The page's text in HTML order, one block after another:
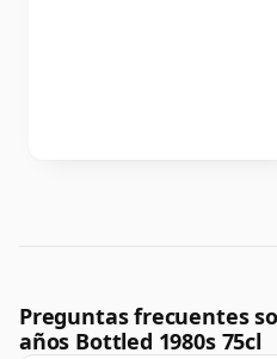
Preguntas frecuentes
años Bottled 1980s 75cl